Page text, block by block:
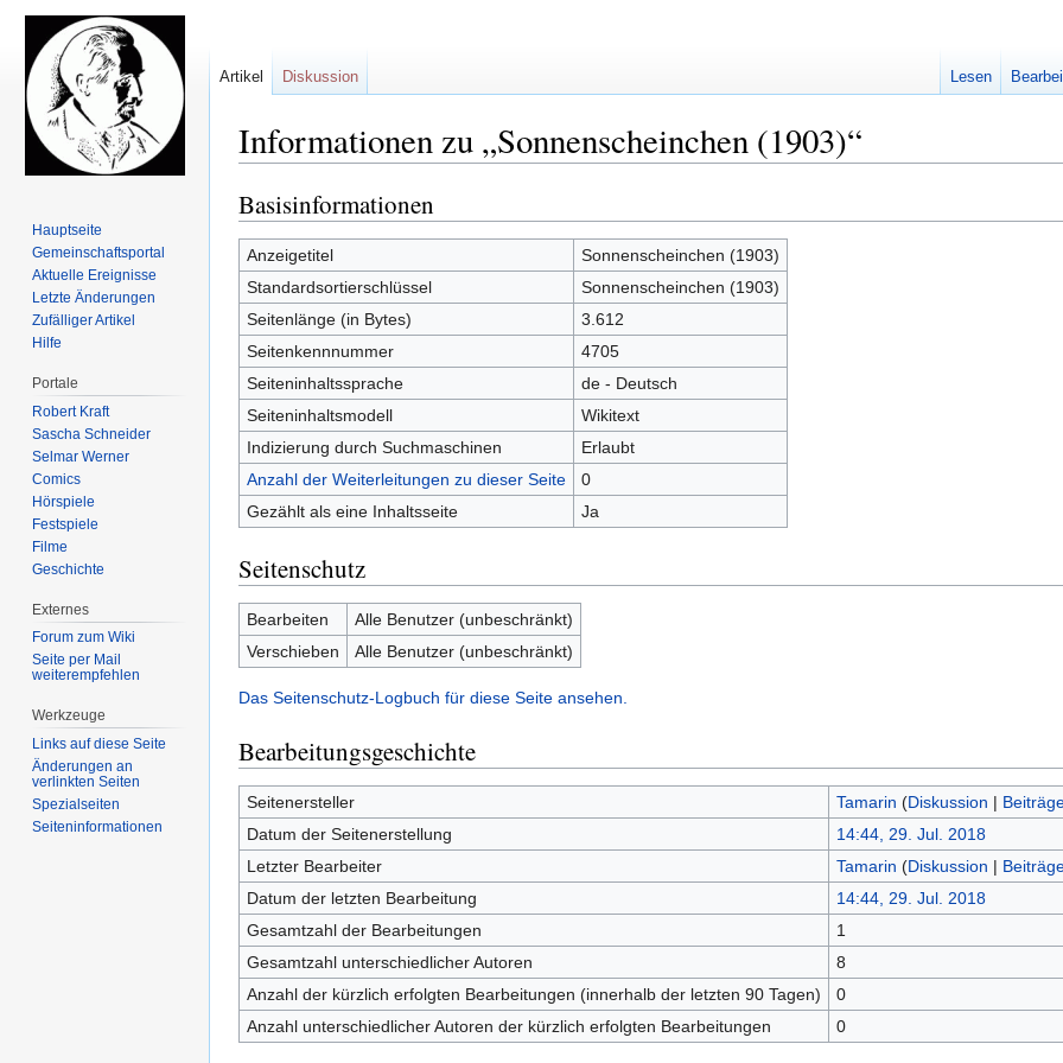
Informationen zu „Sonnenscheinchen (1903)“
Zur
Navigation
springen
Zur
Suche
springen
Basisinformationen
Anzeigetitel
Sonnenscheinchen (1903)
Standardsortierschlüssel
Sonnenscheinchen (1903)
Seitenlänge (in Bytes)
3.612
Seitenkennnummer
4705
Seiteninhaltssprache
de - Deutsch
Seiteninhaltsmodell
Wikitext
Indizierung durch Suchmaschinen
Erlaubt
Anzahl der Weiterleitungen zu dieser Seite
0
Gezählt als eine Inhaltsseite
Ja
Seitenschutz
Bearbeiten
Alle Benutzer (unbeschränkt)
Verschieben
Alle Benutzer (unbeschränkt)
Das Seitenschutz-Logbuch für diese Seite ansehen.
Bearbeitungsgeschichte
Seitenersteller Tamarin (Diskussion |
Datum der Seitenerstellung
14:44, 29. Jul. 2018
Letzter Bearbeiter
Tamarin (Diskussion |
Datum der letzten Bearbeitung
14:44, 29. Jul. 2018
Gesamtzahl der Bearbeitungen
1
Gesamtzahl unterschiedlicher Autoren
8
Anzahl der kürzlich erfolgten Bearbeitungen (innerhalb der letzten 90 Tagen)
0
Anzahl unterschiedlicher Autoren der kürzlich erfolgten Bearbeitungen
0
Artikel Diskussion Lesen
Hauptseite
Gemeinschafts­portal
Aktuelle Ereignisse
Letzte Änderungen
Zufälliger Artikel
Hilfe
Portale
Robert Kraft
Sascha Schneider
Selmar Werner
Comics
Hörspiele
Festspiele
Filme
Geschichte
Externes
Forum zum Wiki
Seite per Mail
weiterempfehlen
Werkzeuge
Links auf diese Seite
Änderungen an
verlinkten Seiten
Spezialseiten
Seiten­informationen